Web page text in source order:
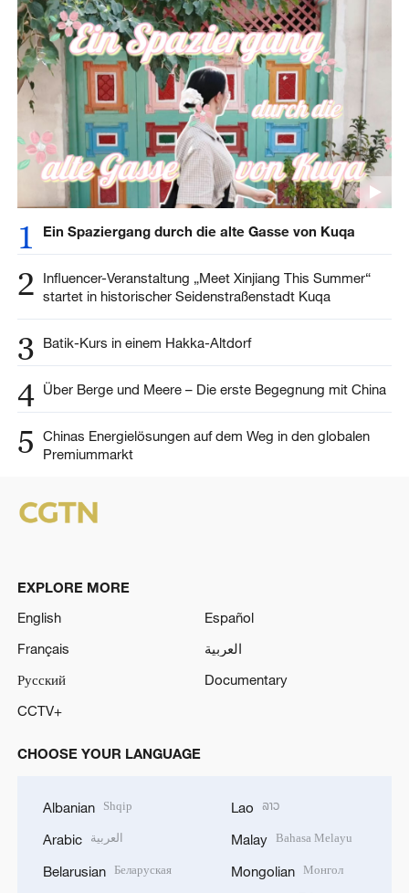
1 Ein Spaziergang durch die alte Gasse von Kuqa
2
Influencer-Veranstaltung „Meet Xinjiang This Summer“
startet in historischer Seidenstraßenstadt Kuqa
3 Batik-Kurs in einem Hakka-Altdorf
4 Über Berge und Meere – Die erste Begegnung mit China
5
Chinas Energielösungen auf dem Weg in den globalen
Premiummarkt
EXPLORE MORE
English
Español
Français
العربية
Русский
Documentary
CCTV+
CHOOSE YOUR LANGUAGE
Albanian Shqip
Arabic العربية
Belarusian Беларуская
Lao ລາວ
Malay Bahasa Melayu
Mongolian Монгол